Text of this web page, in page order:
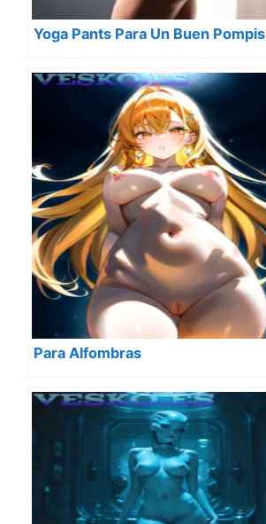
Yoga Pants Para Un Buen Pompis
Para Alfombras